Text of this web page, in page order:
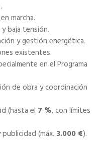
marcha.
baja tensión.
y gestión energética.
existentes.
en el Programa
de obra y coordinación
(hasta el 7 %, con límites
(máx. 3.000 €).